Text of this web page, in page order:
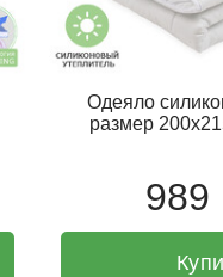
Одеяло
размер
989